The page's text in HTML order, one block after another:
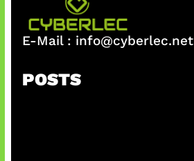
E-Mail : info@cyberlec.net
POSTS